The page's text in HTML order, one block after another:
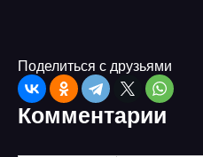
Поделиться с друзьями
Комментарии